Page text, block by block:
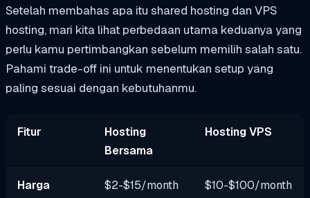
Setelah membahas apa itu shared hosting dan VPS
hosting, mari kita lihat perbedaan utama keduanya yang
perlu kamu pertimbangkan sebelum memilih salah satu.
Pahami trade-off ini untuk menentukan setup yang
paling sesuai dengan kebutuhanmu.
Fitur
Hosting
Bersama
Hosting VPS
Harga $2-$15/month $10-$100/month